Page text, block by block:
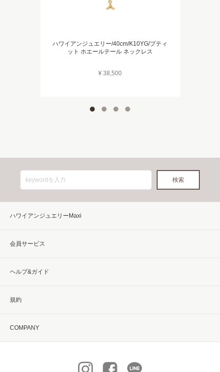
ハワイアンジュエリー/40cm/K10YG/プティ
ット ホエールテール ネックレス
¥ 38,500
ハワイアンジュエリーMaxi
会員サービス
ヘルプ&ガイド
規約
COMPANY